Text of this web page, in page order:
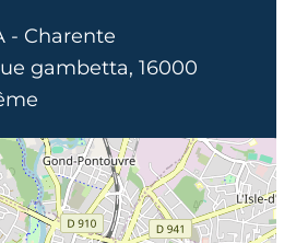
- Charente
gambetta, 16000